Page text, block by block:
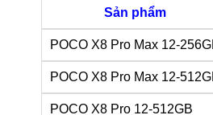
Sản phẩm
POCO X8 Pro Max 12-
POCO X8 Pro Max 12-
POCO X8 Pro 12-512GB